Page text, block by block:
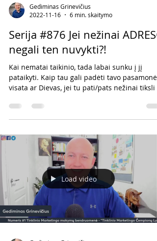
Gediminas Grinevičius
2022-11-16
6 min. skaitymo
Serija #876 Jei nežinai ADRESO
negali ten nuvykti?!
Kai nematai taikinio, tada labai sunku į jį
pataikyti. Kaip tau gali padėti tavo pasamonė,
visata ar Dievas, jei tu pati/pats nežinai tiksli
Load video